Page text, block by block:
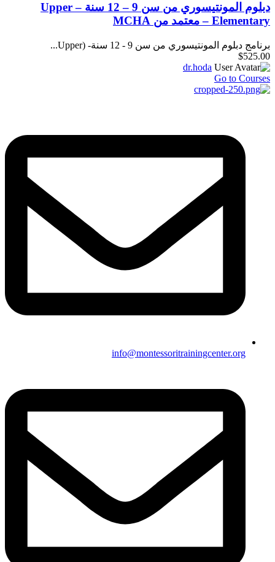
دبلوم المونتيسوري من سن 9 – 12 سنة – Upper
Elementary – معتمد من MCHA
برنامج دبلوم المونتيسوري من سن 9 - 12 سنة- (Upper...
$525.00
dr.hoda
Go to Courses
info@montessoritrainingcenter.org